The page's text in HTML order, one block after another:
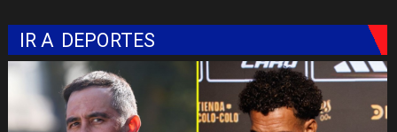
IR A DEPORTES